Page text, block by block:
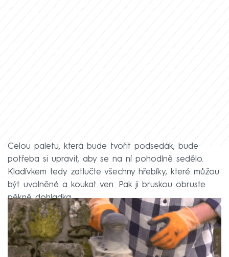
Celou paletu, která bude tvořit podsedák, bude
potřeba si upravit, aby se na ní pohodlně sedělo.
Kladívkem tedy zatlučte všechny hřebíky, které můžou
být uvolněné a koukat ven. Pak ji bruskou obruste
pěkně dohladka.